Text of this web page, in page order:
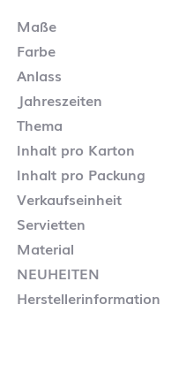
Maße
Farbe
Anlass
Jahreszeiten
Thema
Inhalt pro Karton
Inhalt pro Packung
Verkaufseinheit
Servietten
Material
NEUHEITEN
Herstellerinformation